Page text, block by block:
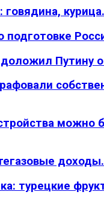
подготовке
Путину
можно
турецкие